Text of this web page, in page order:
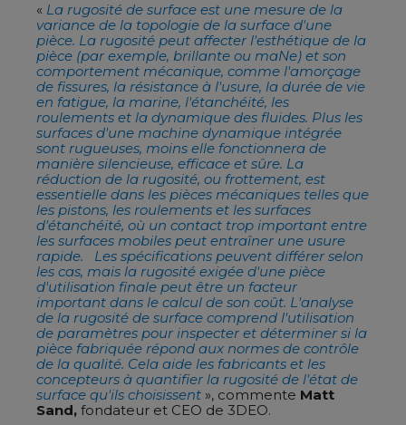
« La rugosité de surface est une mesure de la
variance de la topologie de la surface d'une
pièce. La rugosité peut affecter l'esthétique de la
pièce (par exemple, brillante ou maNe) et son
comportement mécanique, comme l'amorçage
de fissures, la résistance à l'usure, la durée de vie
en fatigue, la marine, l'étanchéité, les
roulements et la dynamique des fluides. Plus les
surfaces d'une machine dynamique intégrée
sont rugueuses, moins elle fonctionnera de
manière silencieuse, efficace et sûre. La
réduction de la rugosité, ou frottement, est
essentielle dans les pièces mécaniques telles que
les pistons, les roulements et les surfaces
d'étanchéité, où un contact trop important entre
les surfaces mobiles peut entraîner une usure
rapide. Les spécifications peuvent différer selon
les cas, mais la rugosité exigée d'une pièce
d'utilisation finale peut être un facteur
important dans le calcul de son coût. L'analyse
de la rugosité de surface comprend l'utilisation
de paramètres pour inspecter et déterminer si la
pièce fabriquée répond aux normes de contrôle
de la qualité. Cela aide les fabricants et les
concepteurs à quantifier la rugosité de l'état de
surface qu'ils choisissent », commente Matt
Sand, fondateur et CEO de 3DEO.